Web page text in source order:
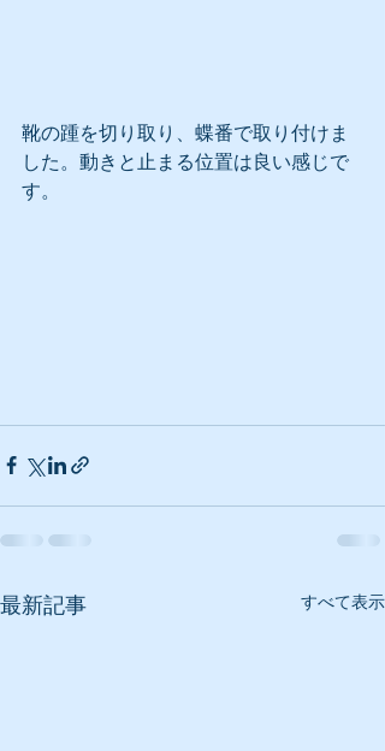
靴の踵を切り取り、蝶番で取り付けま
した。動きと止まる位置は良い感じで
す。
最新記事 すべて表示